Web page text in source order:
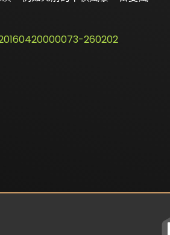
260202